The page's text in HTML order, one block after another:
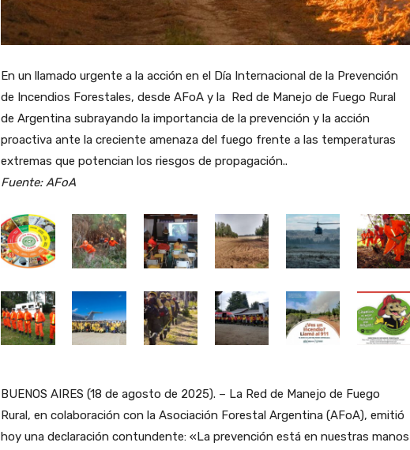
En un llamado urgente a la acción en el Día Internacional de la Prevención
de Incendios Forestales, desde AFoA y la Red de Manejo de Fuego Rural
de Argentina subrayando la importancia de la prevención y la acción
proactiva ante la creciente amenaza del fuego frente a las temperaturas
extremas que potencian los riesgos de propagación..
Fuente: AFoA
BUENOS AIRES (18 de agosto de 2025). – La Red de Manejo de Fuego
Rural, en colaboración con la Asociación Forestal Argentina (AFoA), emitió
hoy una declaración contundente: «La prevención está en nuestras manos